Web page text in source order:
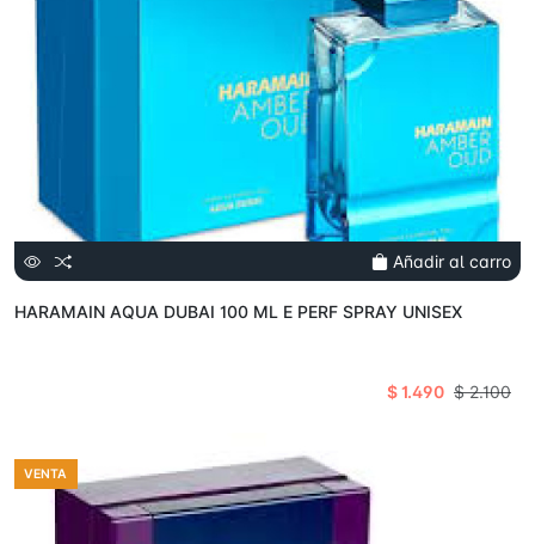
Añadir al carro
HARAMAIN AQUA DUBAI 100 ML E PERF SPRAY UNISEX
$ 1.490 $ 2.100
VENTA